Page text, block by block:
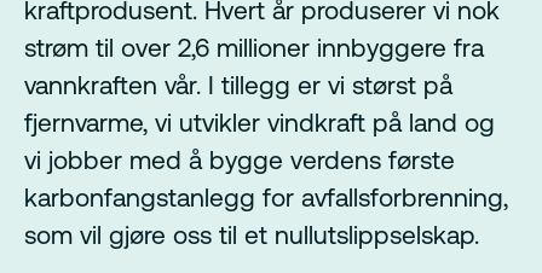
kraftprodusent. Hvert år produserer vi nok
strøm til over 2,6 millioner innbyggere fra
vannkraften vår. I tillegg er vi størst på
fjernvarme, vi utvikler vindkraft på land og
vi jobber med å bygge verdens første
karbonfangstanlegg for avfallsforbrenning,
som vil gjøre oss til et nullutslippselskap.